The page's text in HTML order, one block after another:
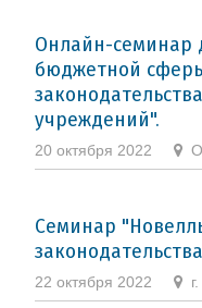
Онлайн-семинар
бюджетной
учреждений".
20 октября 2022
Семинар
22 октября 2022